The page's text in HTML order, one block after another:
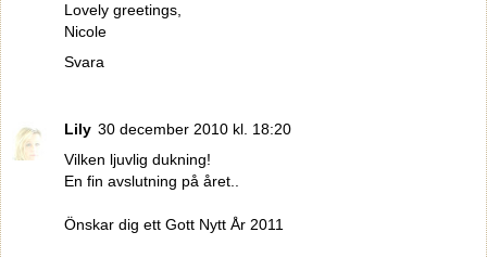
Lovely greetings,
Nicole
Svara
Lily 30 december 2010 kl. 18:20
Vilken ljuvlig dukning!
En fin avslutning på året..
Önskar dig ett Gott Nytt År 2011